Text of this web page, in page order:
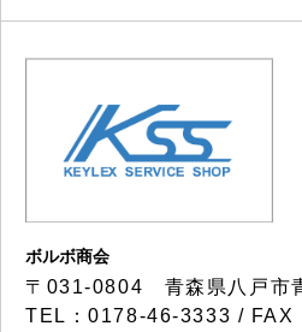
ボルボ商会
〒031-0804 青森県八戸市
TEL：0178-46-3333 / FAX